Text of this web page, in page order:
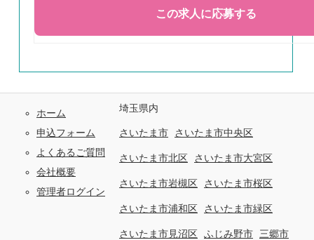
ホーム
申込フォーム
よくあるご質問
会社概要
管理者ログイン
埼玉県内
さいたま市 さいたま市中央区
さいたま市北区 さいたま市大宮区
さいたま市岩槻区 さいたま市桜区
さいたま市浦和区 さいたま市緑区
さいたま市見沼区 ふじみ野市 三郷市